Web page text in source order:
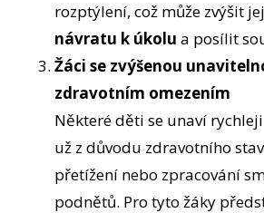
rozptýlení, což může zvýšit
návratu k úkolu a posílit
Žáci se zvýšenou
zdravotním omezením
Některé děti se unaví
už z důvodu zdravotního
přetížení nebo zpracování
podnětů. Pro tyto žáky